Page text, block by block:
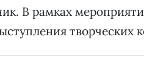
В рамках
творческих